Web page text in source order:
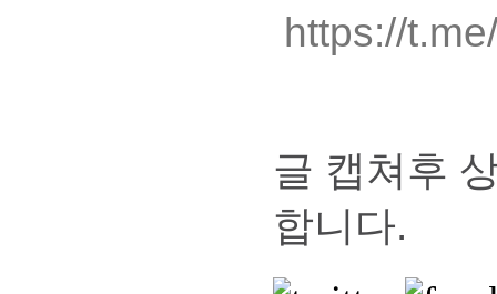
https://
글 캡쳐후
합니다.